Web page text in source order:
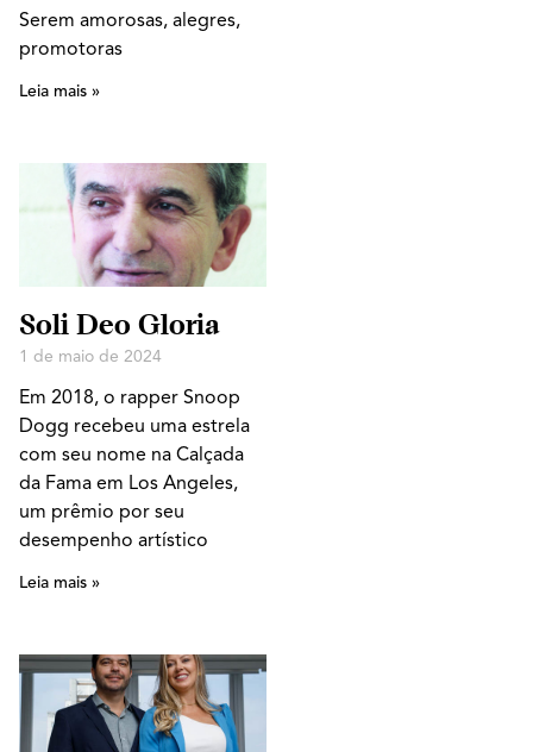
Serem amorosas, alegres,
promotoras
Leia mais »
Soli Deo Gloria
1 de maio de 2024
Em 2018, o rapper Snoop
Dogg recebeu uma estrela
com seu nome na Calçada
da Fama em Los Angeles,
um prêmio por seu
desempenho artístico
Leia mais »